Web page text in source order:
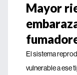
Mayor
El sistema
vulnerable a ese